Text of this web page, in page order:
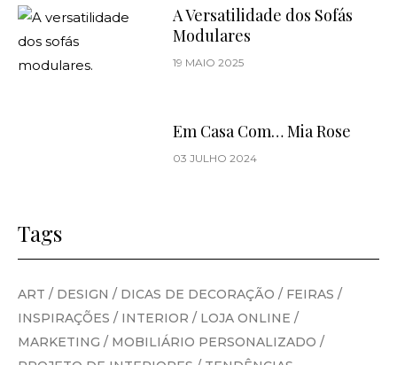
A Versatilidade dos Sofás
Modulares
19 MAIO 2025
Em Casa Com… Mia Rose
03 JULHO 2024
Tags
ART / DESIGN / DICAS DE DECORAÇÃO / FEIRAS /
INSPIRAÇÕES / INTERIOR / LOJA ONLINE /
MARKETING / MOBILIÁRIO PERSONALIZADO /